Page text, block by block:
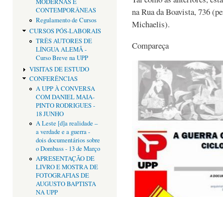
MODERNAS E
CONTEMPORÂNEAS
Regulamento de Cursos
CURSOS PÓS-LABORAIS
TRÊS AUTORES DE
LÍNGUA ALEMÃ -
Curso Breve na UPP
VISITAS DE ESTUDO
CONFERÊNCIAS
A UPP À CONVERSA
COM DANIEL MAIA-
PINTO RODRIGUES -
18 JUNHO
A Leste [d]a realidade –
a verdade e a guerra -
dois documentários sobre
o Dombass - 13 de Março
APRESENTAÇÃO DE
LIVRO E MOSTRA DE
FOTOGRAFIAS DE
AUGUSTO BAPTISTA
NA UPP
na Rua da Boavista, 736
Michaelis).
Compareça